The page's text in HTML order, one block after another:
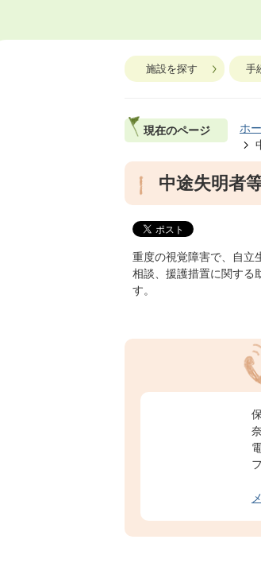
施設を探す 手
現在のページ ホ
中途失明者
重度の視覚障害で、自立
相談、援護措置に関する
す。